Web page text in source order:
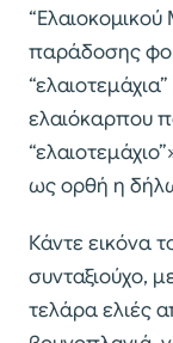
παράδοσης
ελαιόκαρπου
ως ορθή η
Κάντε εικόνα
συνταξιούχο,
τελάρα ελιές